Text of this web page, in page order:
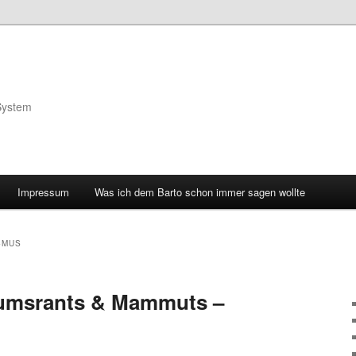
Impressum Was ich dem Barto schon immer sagen wollte
& Mammuts –